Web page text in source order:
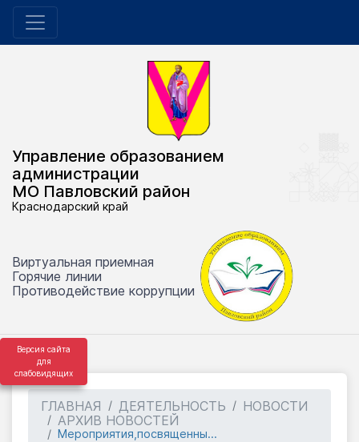
Версия сайта
для
слабовидящих
Управление образованием
администрации
МО Павловский район
Краснодарский край
Виртуальная приемная
Горячие линии
Противодействие коррупции
ГЛАВНАЯ ДЕЯТЕЛЬНОСТЬ
НОВОСТИ
АРХИВ НОВОСТЕЙ
Мероприятия,посвященны...